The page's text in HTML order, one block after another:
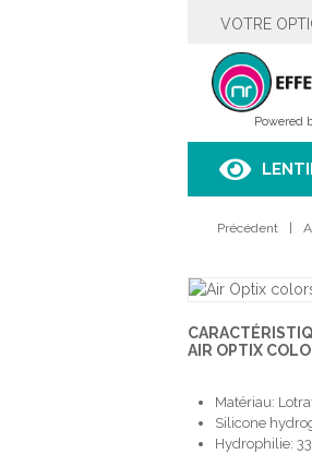
VOTRE
Lundi
Jeudi
Samedi
Dimanche
Powered
Précédent
AIR OPTIX
Matériau:
Silicone
Hydrophilie: